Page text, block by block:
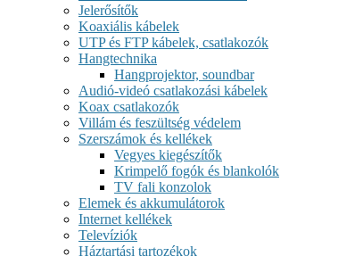
Jelerősítők
Koaxiális kábelek
UTP és FTP kábelek, csatlakozók
Hangtechnika
Hangprojektor, soundbar
Audió-videó csatlakozási kábelek
Koax csatlakozók
Villám és feszültség védelem
Szerszámok és kellékek
Vegyes kiegészítők
Krimpelő fogók és blankolók
TV fali konzolok
Elemek és akkumulátorok
Internet kellékek
Televíziók
Háztartási tartozékok